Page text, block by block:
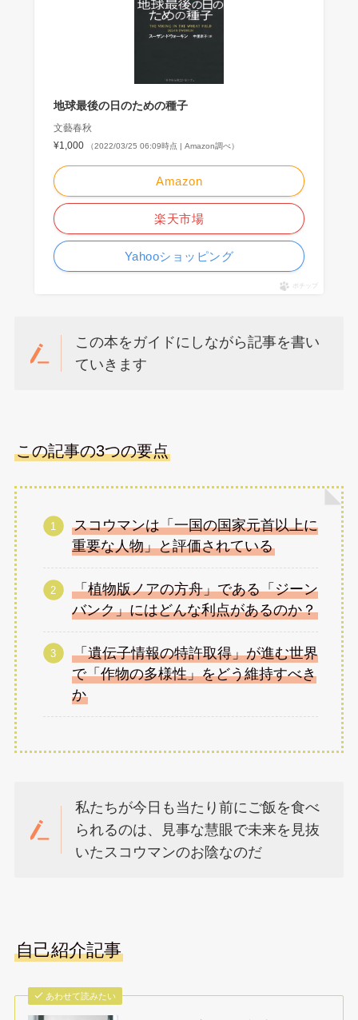
地球最後の日のための種子
文藝春秋
¥1,000
（2022/03/25 06:09時点 | Amazon調べ）
Amazon
楽天市場
Yahooショッピング
ポチップ
この本をガイドにしながら記事を書い
ていきます
この記事の3つの要点
スコウマンは「一国の国家元首以上に
重要な人物」と評価されている
「植物版ノアの方舟」である「ジーン
バンク」にはどんな利点があるのか？
「遺伝子情報の特許取得」が進む世界
で「作物の多様性」をどう維持すべき
か
私たちが今日も当たり前にご飯を食べ
られるのは、見事な慧眼で未来を見抜
いたスコウマンのお陰なのだ
自己紹介記事
あわせて読みたい